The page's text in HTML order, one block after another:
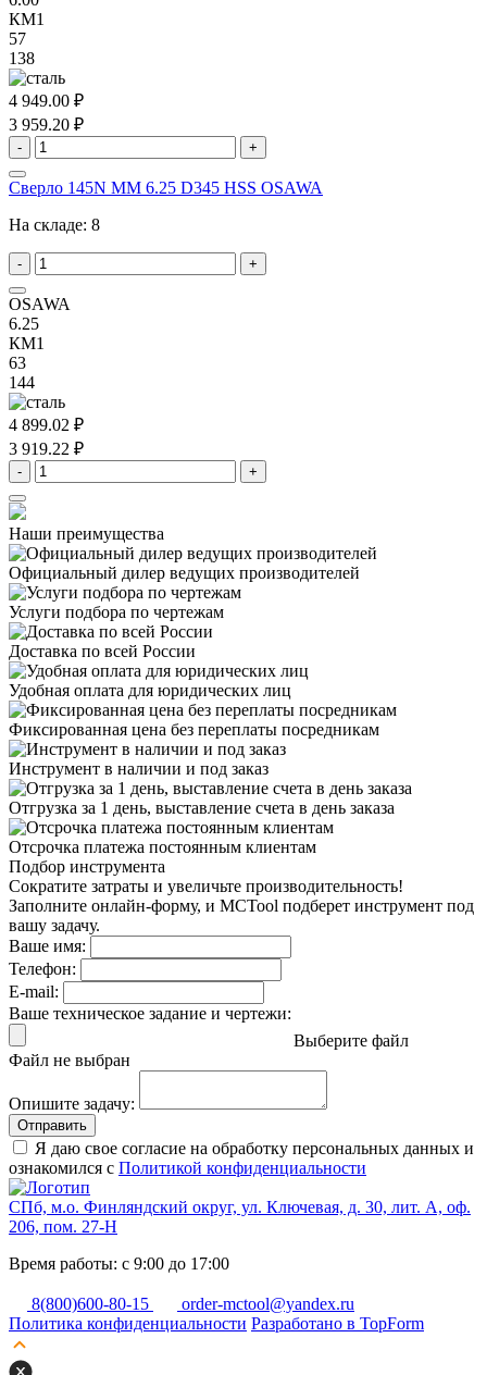
КМ1
57
138
4 949.00 ₽
3 959.20 ₽
- +
Сверло 145N MM 6.25 D345 HSS OSAWA
На складе: 8
- +
OSAWA
6.25
КМ1
63
144
4 899.02 ₽
3 919.22 ₽
- +
Наши преимущества
Официальный дилер ведущих производителей
Услуги подбора по чертежам
Доставка по всей России
Удобная оплата для юридических лиц
Фиксированная цена без переплаты посредникам
Инструмент в наличии и под заказ
Отгрузка за 1 день, выставление счета в день заказа
Отсрочка платежа постоянным клиентам
Подбор инструмента
Сократите затраты и увеличьте производительность!
Заполните онлайн-форму, и MCTool подберет инструмент под
вашу задачу.
Ваше имя:
Телефон:
E-mail:
Ваше техническое задание и чертежи:
Выберите файл
Файл не выбран
Опишите задачу:
Отправить
Я даю свое согласие на обработку персональных данных и
ознакомился с Политикой конфиденциальности
СПб, м.о. Финляндский округ, ул. Ключевая, д. 30, лит. А, оф.
206, пом. 27-Н
Время работы: с 9:00 до 17:00
8(800)600-80-15
order-mctool@yandex.ru
Политика конфиденциальности Разработано в TopForm